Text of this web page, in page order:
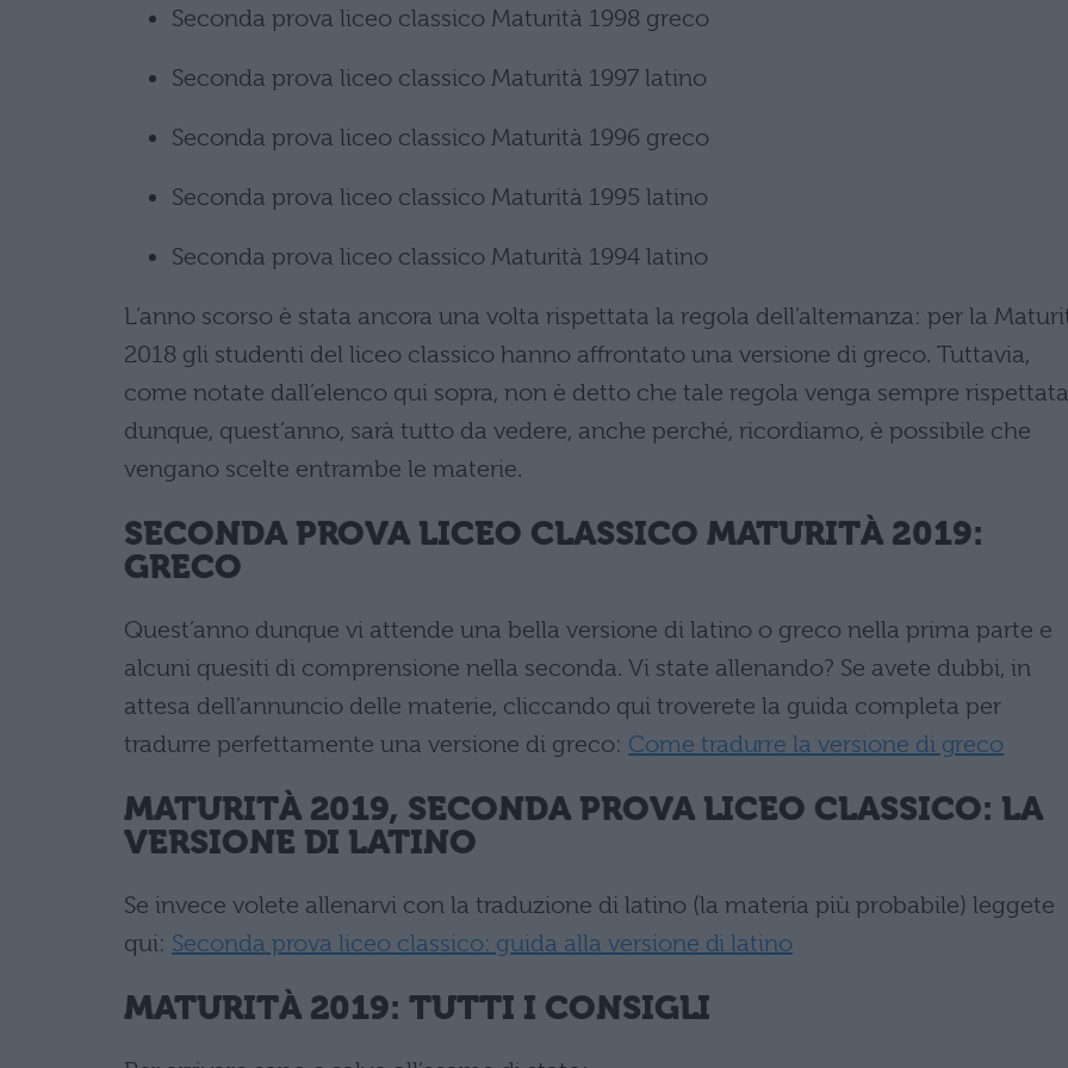
Seconda prova liceo classico Maturità 1998 greco
Seconda prova liceo classico Maturità 1997 latino
Seconda prova liceo classico Maturità 1996 greco
Seconda prova liceo classico Maturità 1995 latino
Seconda prova liceo classico Maturità 1994 latino
L’anno scorso è stata ancora una volta rispettata la regola dell’alternanza: per la
2018 gli studenti del liceo classico hanno affrontato una versione di greco. Tuttavia,
come notate dall’elenco qui sopra, non è detto che tale regola venga sempre
dunque, quest’anno, sarà tutto da vedere, anche perché, ricordiamo, è possibile che
vengano scelte entrambe le materie.
SECONDA PROVA LICEO CLASSICO MATURITÀ 2019:
GRECO
Quest’anno dunque vi attende una bella versione di latino o greco nella prima parte e
alcuni quesiti di comprensione nella seconda. Vi state allenando? Se avete dubbi, in
attesa dell’annuncio delle materie, cliccando qui troverete la guida completa per
tradurre perfettamente una versione di greco: Come tradurre la versione di greco
MATURITÀ2019, SECONDA PROVA LICEO CLASSICO: LA
VERSIONE DI LATINO
Se invece volete allenarvi con la traduzione di latino (la materia più probabile) leggete
qui: Seconda prova liceo classico: guida alla versione di latino
MATURITÀ2019: TUTTI I CONSIGLI